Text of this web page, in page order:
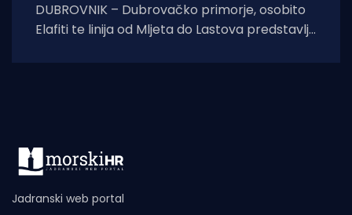
DUBROVNIK – Dubrovačko primorje, osobito
Elafiti te linija od Mljeta do Lastova predstavlja
Jadranski web portal